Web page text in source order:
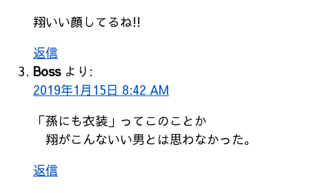
翔いい顔してるね!!
返信
Boss より:
2019年1月15日 8:42 AM
「孫にも衣装」ってこのことか
翔がこんないい男とは思わなかった。
返信